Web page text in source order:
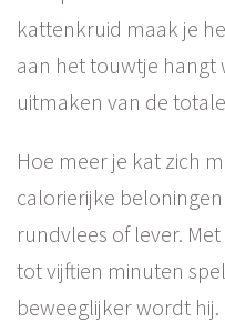
kattenkruid maak je
aan het touwtje hangt
uitmaken van de
Hoe meer je kat zich
calorierijke
rundvlees of lever.
tot vijftien minuten
beweeglijker wordt